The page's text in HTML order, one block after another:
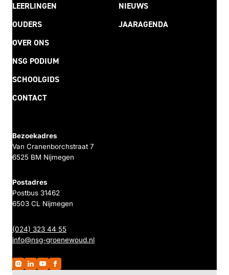
LEERLINGEN
OUDERS
OVER ONS
NSG PODIUM
SCHOOLGIDS
CONTACT
NIEUWS
JAARAGENDA
Bezoekadres
Van Cranenborchstraat 7
6525 BM Nijmegen
Postadres
Postbus 31462
6503 CL Nijmegen
(024) 323 44 55
info@nsg-groenewoud.nl